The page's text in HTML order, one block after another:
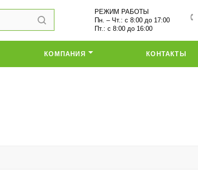
РЕЖИМ РАБОТЫ
Пн. – Чт.: с 8:00 до 17:00
Пт.: с 8:00 до 16:00
КОМПАНИЯ КОНТАКТЫ